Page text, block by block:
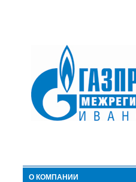
О КОМПАНИИ